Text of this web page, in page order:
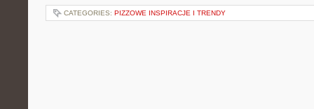
CATEGORIES: PIZZOWE INSPIRACJE I TRENDY